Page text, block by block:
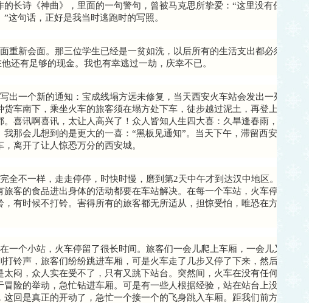
长诗《神曲》，里面的一句警句，曾被马克思所挚爱：“这里没有任何犹
这句话，正好是我当时逃跑时的写照。
重新会面。那三位学生已经是一贫如洗，以后所有的生活支出都必须由学生
还有足够的现金。我也有幸逃过一劫，庆幸不已。
出一个新的通知：宝成线塌方远未修复，当天西安火车站会发出一列闷罐货
车南下，乘坐火车的旅客须在塌方处下车，徒步越过泥土，再登上成都方向
喜讯啊喜讯，太让人高兴了！众人皆知人生四大喜：久旱逢春雨，他乡遇故
那会儿想到的是更大的一喜：“黑板见通知”。当天下午，滞留西安车站多日
离开了让人惊恐万分的西安城。
全不一样，走走停停，时快时慢，磨到第2天中午才到达汉中地区。车厢里
客的食品进出身体的活动都要在车站解决。在每一个车站，火车停留的时间
有时候不打铃。害得所有的旅客都无所适从，担惊受怕，唯恐在方便之时赶
一个小站，火车停留了很长时间。旅客们一会儿爬上车厢，一会儿又跳下来
铃声，旅客们纷纷跳进车厢，可是火车走了几步又停了下来，然后是无休止
闷，众人实在受不了，只有又跳下站台。突然间，火车在没有任何铃声的情
险的举动，急忙钻进车厢。可是有一些人根据经验，站在站台上没有动。火
回是真正的开动了，急忙一个接一个的飞身跳入车厢。距我们前方不远处，